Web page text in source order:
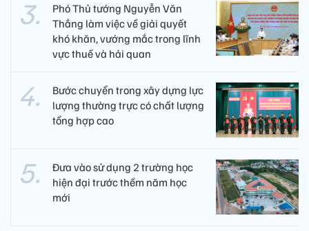
Phó Thủ tướng Nguyễn Văn
Thắng làm việc về giải quyết
khó khăn, vướng mắc trong lĩnh
vực thuế và hải quan
Bước chuyển trong xây dựng lực
lượng thường trực có chất lượng
tổng hợp cao
Đưa vào sử dụng 2 trường học
hiện đại trước thềm năm học
mới